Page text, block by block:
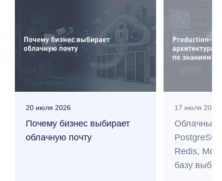
20 июля 2026
Почему бизнес выбирает
облачную почту
17 июля 2026
Облачные
Redis,
базу